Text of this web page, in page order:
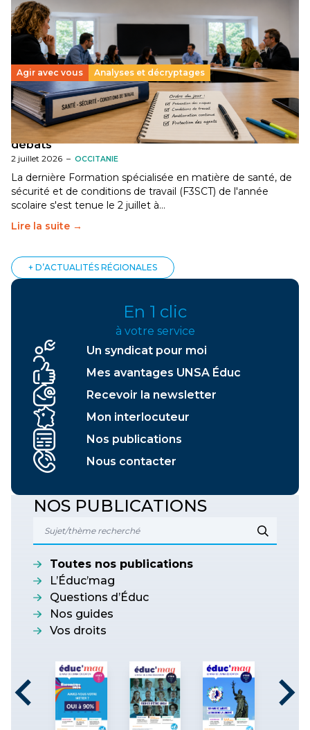
Agir avec vous Analyses et décryptages
[Gard] F3SCT : narcotrafic, fortes chaleurs et
dégradation des conditions de travail au cœur des
débats
2 juillet 2026 – OCCITANIE
La dernière Formation spécialisée en matière de santé, de
sécurité et de conditions de travail (F3SCT) de l'année
scolaire s'est tenue le 2 juillet à…
Lire la suite →
+ D’ACTUALITÉS RÉGIONALES
En 1 clic
à votre service
Un syndicat pour moi
Mes avantages UNSA Éduc
Recevoir la newsletter
Mon interlocuteur
Nos publications
Nous contacter
NOS PUBLICATIONS
Toutes nos publications
L’Éduc’mag
Questions d’Éduc
Nos guides
Vos droits